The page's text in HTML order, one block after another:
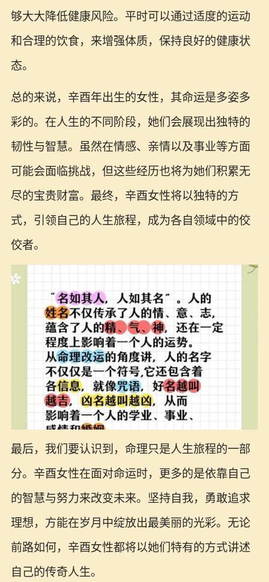
够大大降低健康风险。平时可以通过适度的运动
和合理的饮食，来增强体质，保持良好的健康状
态。
总的来说，辛酉年出生的女性，其命运是多姿多
彩的。在人生的不同阶段，她们会展现出独特的
韧性与智慧。虽然在情感、亲情以及事业等方面
可能会面临挑战，但这些经历也将为她们积累无
尽的宝贵财富。最终，辛酉女性将以独特的方
式，引领自己的人生旅程，成为各自领域中的佼
佼者。
最后，我们要认识到，命理只是人生旅程的一部
分。辛酉女性在面对命运时，更多的是依靠自己
的智慧与努力来改变未来。坚持自我，勇敢追求
理想，方能在岁月中绽放出最美丽的光彩。无论
前路如何，辛酉女性都将以她们特有的方式讲述
自己的传奇人生。